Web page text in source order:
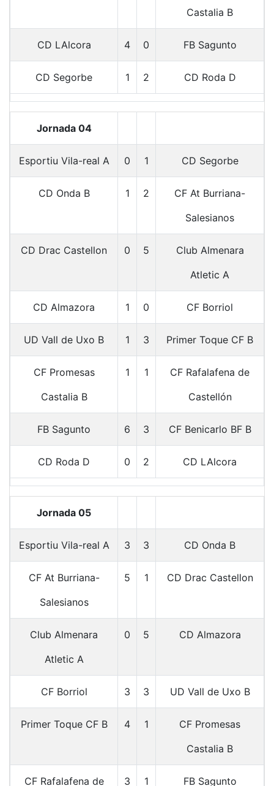
Castalia B
CD LAlcora 4 0 FB Sagunto
CD Segorbe 1 2 CD Roda D
Jornada 04
Esportiu Vila-real A 0 1 CD Segorbe
CD Onda B 1 2
CF At Burriana-
Salesianos
CD Drac Castellon 0 5
Club Almenara
Atletic A
CD Almazora 1 0 CF Borriol
UD Vall de Uxo B 1 3 Primer Toque CF B
CF Promesas
Castalia B
1 1
CF Rafalafena de
Castellón
FB Sagunto 6 3 CF Benicarlo BF B
CD Roda D 0 2 CD LAlcora
Jornada 05
Esportiu Vila-real A 3 3 CD Onda B
CF At Burriana-
Salesianos
5 1 CD Drac Castellon
Club Almenara
Atletic A
0 5 CD Almazora
CF Borriol 3 3 UD Vall de Uxo B
Primer Toque CF B 4 1
CF Promesas
Castalia B
CF Rafalafena de
3 1 FB Sagunto